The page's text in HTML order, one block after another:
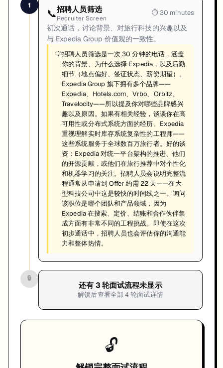
1
📞招聘人员筛选
Recruiter Screen
⏱ 30 minutes
初次通话，讨论背景、对旅行科技的兴趣以及
与 Expedia Group 价值观的一致性。
💡招聘人员筛选是一次 30 分钟的电话，涵盖
你的背景、为什么选择 Expedia，以及后勤
细节（地点偏好、签证状态、薪资期望）。
Expedia Group 旗下拥有多个品牌——
Expedia、Hotels.com、Vrbo、Orbitz、
Travelocity——所以提及你对哪些品牌感兴
趣以及原因。如果有相关经验，谈谈你在高
可用性或分布式系统方面的经历。Expedia
重视理解实时库存系统复杂性的工程师——
这些系统服务于全球数百万旅行者。好的谈
资：Expedia 对统一平台架构的推进、他们
的开源贡献，或他们在旅行推荐中对个性化
和机器学习的关注。招聘人员会说明完整流
程通常从申请到 Offer 约需 22 天——在大
型科技公司中这是较快的时间线之一。询问
该职位是哪个团队和产品领域，因为
Expedia 在搜索、定价、结账和合作伙伴集
成方面有非常不同的工程挑战。即使在这次
初步通话中，招聘人员也会评估你的沟通能
力和整体热情。
🔒
还有 3 轮面试流程未显示
解锁后查看全部4轮面试详情
🔓